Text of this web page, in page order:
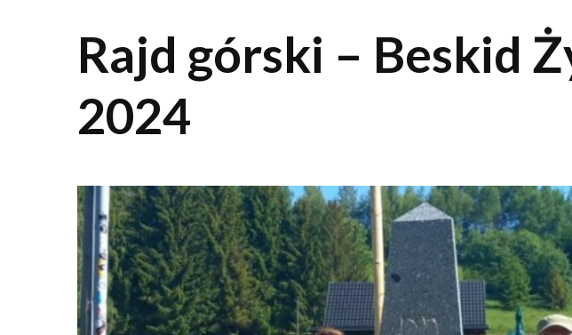
Rajd górski – Beskid
2024